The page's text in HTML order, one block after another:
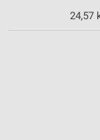
24,57